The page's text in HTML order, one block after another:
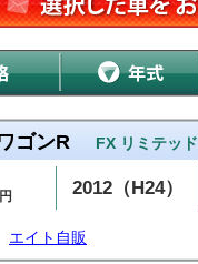
ゴンR FX リミテッド
2012（H24）
エイト自販